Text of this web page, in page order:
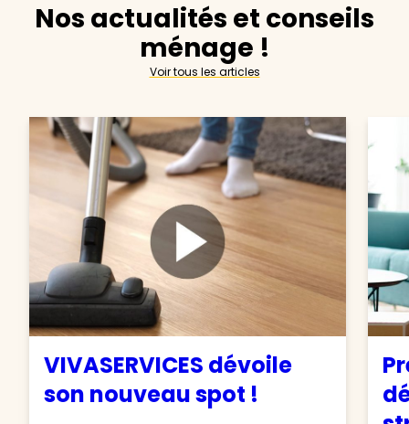
Nos actualités et conseils
ménage !
Voir tous les articles
VIVASERVICES dévoile
son nouveau spot !